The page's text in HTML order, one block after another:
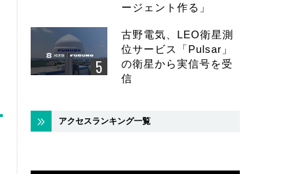
ージェント作る」
古野電気、LEO衛星測
位サービス「Pulsar」
の衛星から実信号を受
信
アクセスランキング一覧